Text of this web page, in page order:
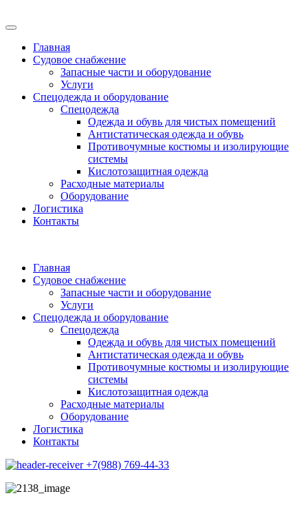
Главная
Судовое снабжение
Запасные части и оборудование
Услуги
Спецодежда и оборудование
Спецодежда
Одежда и обувь для чистых помещений
Антистатическая одежда и обувь
Противочумные костюмы и изолирующие
системы
Кислотозащитная одежда
Расходные материалы
Оборудование
Логистика
Контакты
Главная
Судовое снабжение
Запасные части и оборудование
Услуги
Спецодежда и оборудование
Спецодежда
Одежда и обувь для чистых помещений
Антистатическая одежда и обувь
Противочумные костюмы и изолирующие
системы
Кислотозащитная одежда
Расходные материалы
Оборудование
Логистика
Контакты
+7(988) 769-44-33